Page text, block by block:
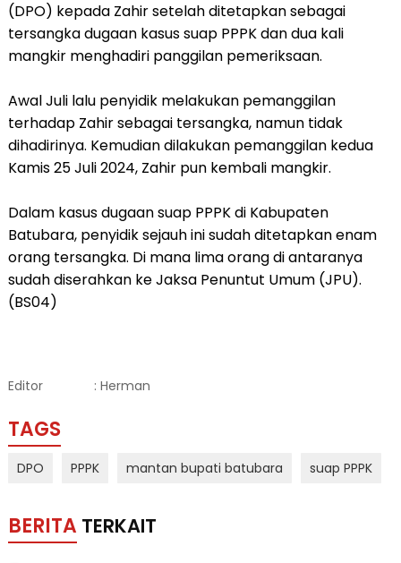
(DPO) kepada Zahir setelah ditetapkan sebagai
tersangka dugaan kasus suap PPPK dan dua kali
mangkir menghadiri panggilan pemeriksaan.
Awal Juli lalu penyidik melakukan pemanggilan
terhadap Zahir sebagai tersangka, namun tidak
dihadirinya. Kemudian dilakukan pemanggilan kedua
Kamis 25 Juli 2024, Zahir pun kembali mangkir.
Dalam kasus dugaan suap PPPK di Kabupaten
Batubara, penyidik sejauh ini sudah ditetapkan enam
orang tersangka. Di mana lima orang di antaranya
sudah diserahkan ke Jaksa Penuntut Umum (JPU).
(BS04)
Editor : Herman
TAGS
DPO PPPK mantan bupati batubara suap PPPK
BERITA TERKAIT